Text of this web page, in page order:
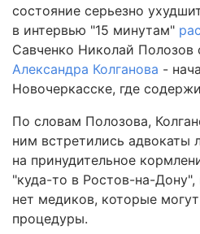
состояние серьезно
в интервью "15 минутам"
Савченко Николай Полозов
Александра Колганова -
Новочеркасске, где
По словам Полозова,
ним встретились адвокаты
на принудительное
"куда-то в Ростов-на-
нет медиков, которые
процедуры.